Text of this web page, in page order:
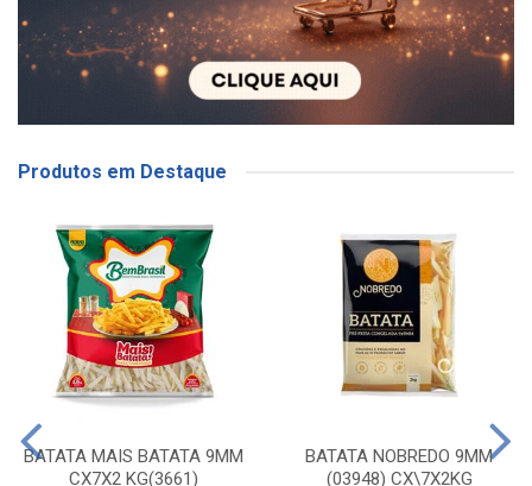
Produtos em Destaque
BATATA MAIS BATATA 9MM
CX7X2 KG(3661)
BATATA NOBREDO 9MM
(03948) CX\7X2KG